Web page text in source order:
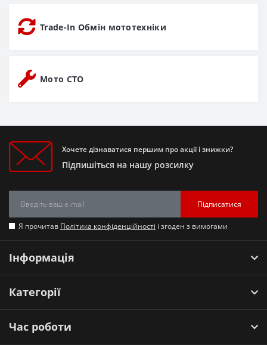
Trade-In Обмін мототехніки
Мото СТО
Хочете дізнаватися першим про акції і знижки?
Підпишіться на нашу розсилку
Підписатися
Я прочитав Політика конфіденційності і згоден з вимогами
Інформація
Категорії
Час роботи